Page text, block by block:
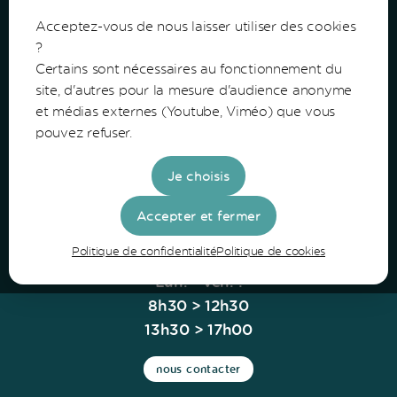
Communauté de Communes du Bazadais
Lieu-Dit Coucut
33430 Bazas
Tel: 05 56 25 28 81
Horaires
Lun. - Ven. :
8h30 > 12h30
13h30 > 17h00
nous contacter
Acceptez-vous de nous laisser utiliser des cookies
?
Certains sont nécessaires au fonctionnement du
site, d'autres pour la mesure d'audience anonyme
et médias externes (Youtube, Viméo) que vous
pouvez refuser.
Je choisis
Accepter et fermer
Politique de confidentialitéPolitique de cookies